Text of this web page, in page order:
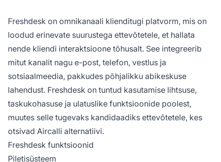
Freshdesk on omnikanaali klienditugi platvorm, mis on
loodud erinevate suurustega ettevõtetele, et hallata
nende kliendi interaktsioone tõhusalt. See integreerib
mitut kanalit nagu e-post, telefon, vestlus ja
sotsiaalmeedia, pakkudes põhjalikku abikeskuse
lahendust. Freshdesk on tuntud kasutamise lihtsuse,
taskukohasuse ja ulatuslike funktsioonide poolest,
muutes selle tugevaks kandidaadiks ettevõtetele, kes
otsivad Aircalli alternatiivi.
Freshdesk funktsioonid
Piletisüsteem